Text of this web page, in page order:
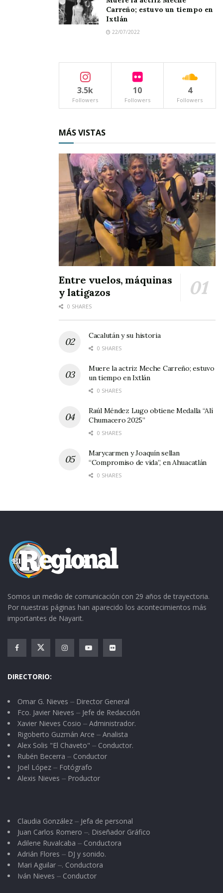
Carreño; estuvo un tiempo en
Ixtlán
22/07/2022
3.5k
Followers
10
Followers
4
Followers
MÁS VISTAS
Entre vuelos, máquinas
y latigazos
0 SHARES
Cacalután y su historia
0 SHARES
Muere la actriz Meche Carreño; estuvo
un tiempo en Ixtlán
0 SHARES
Raúl Méndez Lugo obtiene Medalla “Alí
Chumacero 2025”
0 SHARES
Marycarmen y Joaquín sellan
“Compromiso de vida”, en Ahuacatlán
0 SHARES
Somos un medio de comunicación con 29 años de trayectoria.
Por nuestras páginas han aparecido los acontecimientos más
importantes de Nayarit.
DIRECTORIO:
Omar G. Nieves ⏤ Director General
Fco. Javier Nieves ⏤ Jefe de Redacción
Xavier Nieves Cosio ⏤ Administrador.
Rigoberto Guzmán Arce ⏤ Analista
Alex Solis "El Chaveto" ⏤ Conductor.
Rubén Becerra ⏤ Conductor
Joel López ⏤ Fotógrafo
Alexis Nieves ⏤ Productor
Claudia González ⏤ Jefa de personal
Juan Carlos Romero ⏤. Diseñador Gráfico
Adilene Ruvalcaba ⏤ Conductora
Adrián Flores ⏤ DJ y sonido.
Mari Aguilar ⏤. Conductora
Iván Nieves ⏤ Conductor